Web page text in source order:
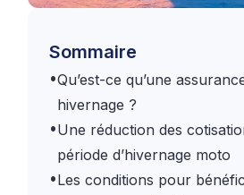
Sommaire
•Qu’est-ce qu’une
hivernage ?
•Une réduction des
période d’hivernage moto
•Les conditions pour